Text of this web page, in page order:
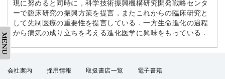
現に努めると同時に，科学技術振興機構研究開発戦略センタ
ーで臨床研究の振興方策を提言，またこれからの臨床研究と
して先制医療の重要性を提言している．一方生命進化の過程
から病気の成り立ちを考える進化医学に興味をもっている．
会社案内 採用情報 取扱書店一覧 電子書籍